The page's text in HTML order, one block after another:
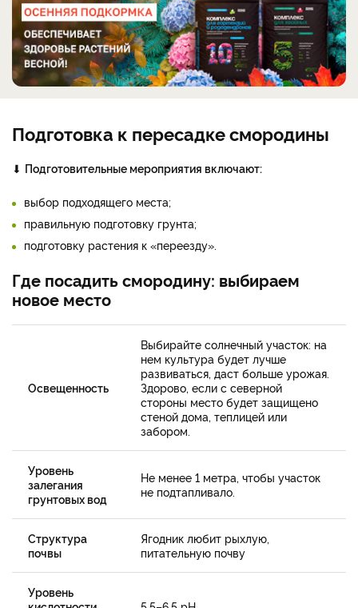
Подготовка к пересадке смородины
⬇ Подготовительные мероприятия включают:
выбор подходящего места;
правильную подготовку грунта;
подготовку растения к «переезду».
Где посадить смородину: выбираем
новое место
Освещенность
Выбирайте солнечный участок: на
нем культура будет лучше
развиваться, даст больше урожая.
Здорово, если с северной
стороны место будет защищено
стеной дома, теплицей или
забором.
Уровень
залегания
грунтовых вод
Не менее 1 метра, чтобы участок
не подтапливало.
Структура
почвы
Ягодник любит рыхлую,
питательную почву
Уровень